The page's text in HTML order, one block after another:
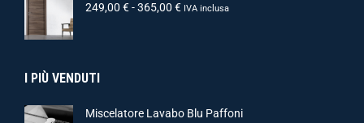
249,00 €-365,00 € IVA inclusa
I PIÙ VENDUTI
Miscelatore Lavabo Blu Paffoni